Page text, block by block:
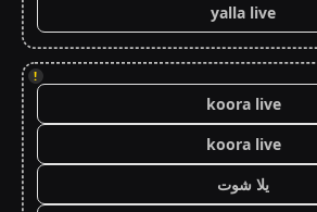
yalla live
!
koora live
koora live
يلا شوت